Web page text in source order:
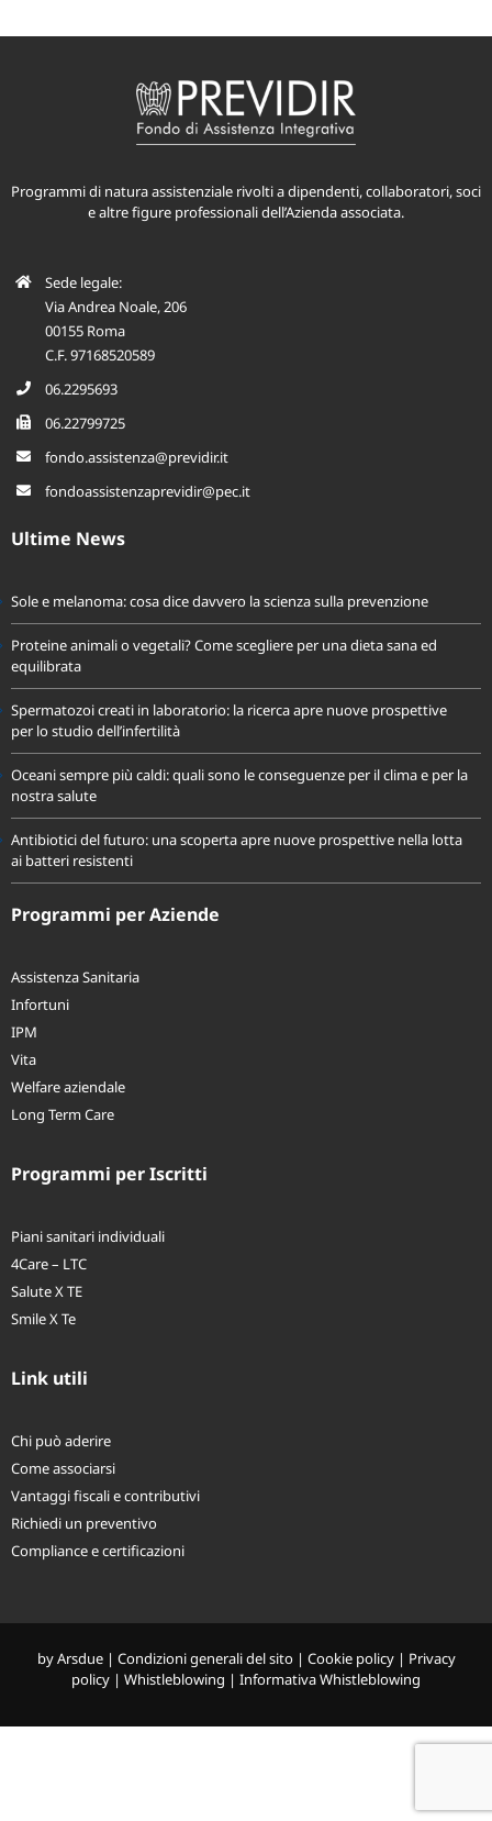
Programmi di natura assistenziale rivolti a dipendenti, collaboratori, soci
Sede legale:
Via Andrea Noale, 206
00155 Roma
Sole e melanoma: cosa dice davvero la scienza sulla prevenzione
Proteine animali o vegetali? Come scegliere per una dieta sana ed
equilibrata
Spermatozoi creati in laboratorio: la ricerca apre nuove prospettive
per lo studio dell’infertilità
Oceani sempre più caldi: quali sono le conseguenze per il clima e per la
nostra salute
Antibiotici del futuro: una scoperta apre nuove prospettive nella lotta
ai batteri resistenti
Assistenza Sanitaria
Infortuni
IPM
Vita
Welfare aziendale
Piani sanitari individuali
4Care – LTC
Salute X TE
Chi può aderire
Come associarsi
Vantaggi fiscali e contributivi
Richiedi un preventivo
Arsdue|Condizioni generali del sito|Cookie policy|Privacy